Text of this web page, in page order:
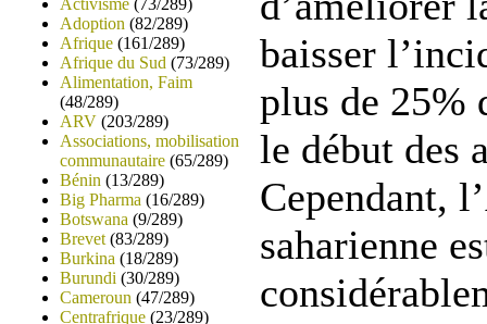
Activisme (73/289)
Adoption (82/289)
Afrique (161/289)
Afrique du Sud (73/289)
Alimentation, Faim
(48/289)
ARV (203/289)
Associations, mobilisation
communautaire (65/289)
Bénin (13/289)
Big Pharma (16/289)
Botswana (9/289)
Brevet (83/289)
Burkina (18/289)
Burundi (30/289)
Cameroun (47/289)
Centrafrique (23/289)
baisser
plus de 25%
le début des
Cependant,
saharienne